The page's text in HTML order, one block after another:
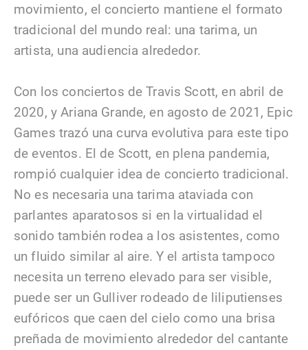
movimiento, el concierto mantiene el formato
tradicional del mundo real: una tarima, un
artista, una audiencia alrededor.
Con los conciertos de Travis Scott, en abril de
2020, y Ariana Grande, en agosto de 2021, Epic
Games trazó una curva evolutiva para este tipo
de eventos. El de Scott, en plena pandemia,
rompió cualquier idea de concierto tradicional.
No es necesaria una tarima ataviada con
parlantes aparatosos si en la virtualidad el
sonido también rodea a los asistentes, como
un fluido similar al aire. Y el artista tampoco
necesita un terreno elevado para ser visible,
puede ser un Gulliver rodeado de liliputienses
eufóricos que caen del cielo como una brisa
preñada de movimiento alrededor del cantante